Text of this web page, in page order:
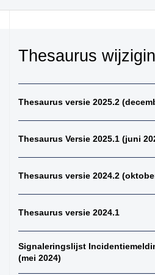
Thesaurus
Thesaurus versie 2025.2
Thesaurus Versie 2025.1 (juni
Thesaurus versie 2024.2
Thesaurus versie 2024.1
Signaleringslijst
(mei 2024)